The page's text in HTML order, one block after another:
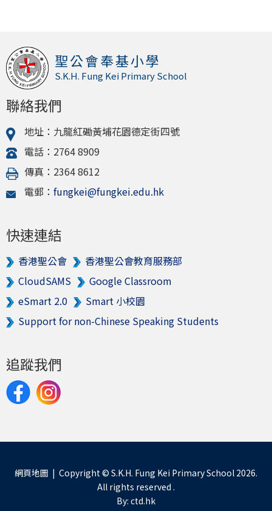
聖公會奉基小學
S.K.H. Fung Kei Primary School
聯絡我們
地址：九龍紅磡黃埔花園德定街四號
電話：2764 8909
傳真：2364 8612
電郵： fungkei@fungkei.edu.hk
快速連結
香港聖公會
香港聖公會教育服務部
CloudSAMS
Google Classroom
eSmart 2.0
Smart 小校園
Support for non-Chinese Speaking Students
追蹤我們
網頁地圖 | Copyright © S.K.H. Fung Kei Primary School 2026.
All rights reserved .
By: ctd.hk